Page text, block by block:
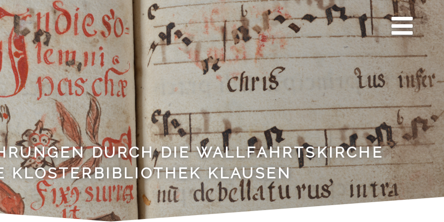
Men
DURCH DIE WALLFAHRTSKIRCHE
KLOSTERBIBLIOTHEK KLAUSEN